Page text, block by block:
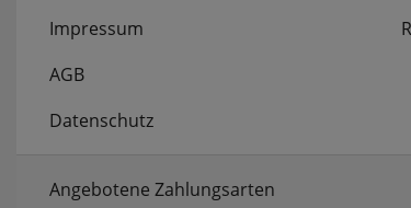
Impressum
AGB
Datenschutz
Angebotene Zahlungsarten